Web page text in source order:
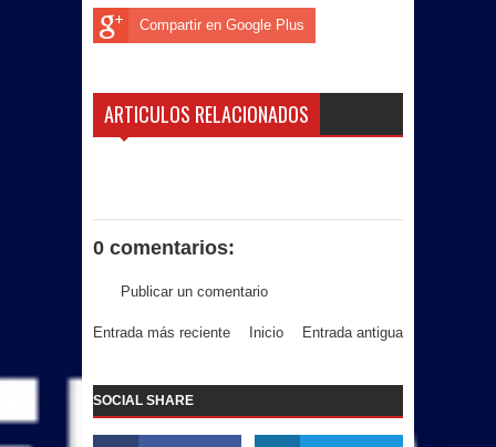
Compartir en Google Plus
ARTICULOS RELACIONADOS
0 comentarios:
Publicar un comentario
Entrada más reciente Entrada antigua
Inicio
SOCIAL SHARE